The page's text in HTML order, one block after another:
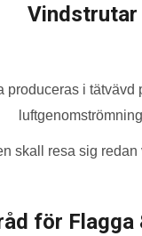
Vindstrutar
produceras i tätvävd
skall resa sig redan
för Flagga